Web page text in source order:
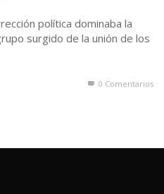
política dominaba la
surgido de la unión de los
0 Comentarios